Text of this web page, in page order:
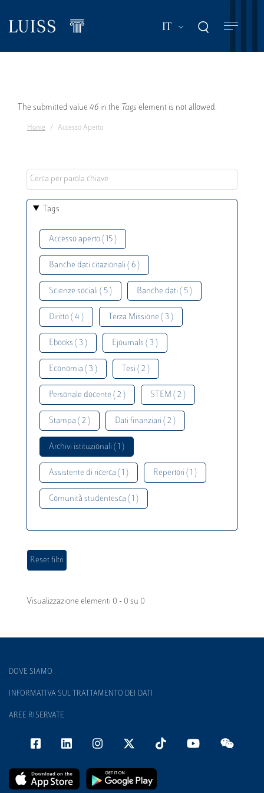
contenuto
IT Mostra ulteriori
Messaggio
di
The submitted value 46 in the Tags element is not allowed.
Home Accesso Aperto
Tags
Accesso aperto ( 15 )
Banche dati citazionali ( 6 )
Scienze sociali ( 5 ) Banche dati ( 5 )
Diritto ( 4 ) Terza Missione ( 3 )
Ebooks ( 3 ) Ejournals ( 3 )
Economia ( 3 ) Tesi ( 2 )
Personale docente ( 2 ) STEM ( 2 )
Stampa ( 2 ) Dati finanziari ( 2 )
Archivi istituzionali ( 1 )
Assistente di ricerca ( 1 ) Repertori ( 1 )
Comunità studentesca ( 1 )
Visualizzazione elementi 0 - 0 su 0
DOVE SIAMO
INFORMATIVA SUL TRATTAMENTO DEI DATI
AREE RISERVATE